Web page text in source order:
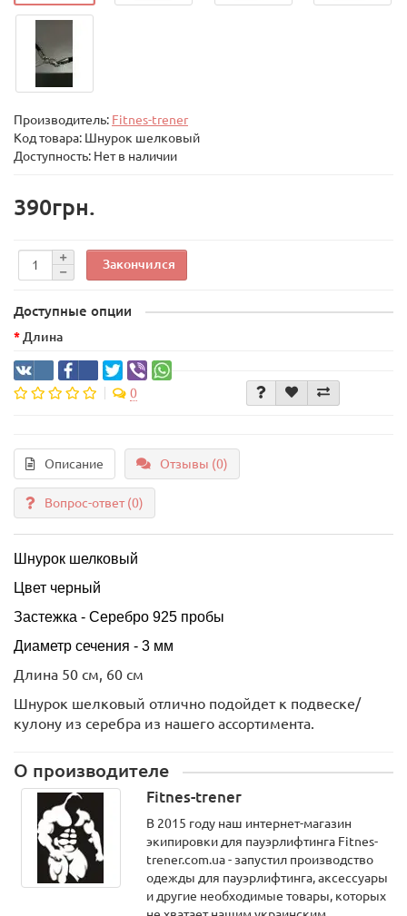
Производитель: Fitnes-trener
Код товара: Шнурок шелковый
Доступность: Нет в наличии
390грн.
Закончился
Доступные опции
Длина
0
Описание Отзывы (0)
Вопрос-ответ(0)
Шнурок шелковый
Цвет черный
Застежка - Серебро 925 пробы
Диаметр сечения - 3 мм
Длина 50 см, 60 см
Шнурок шелковый отлично подойдет к подвеске/
кулону из серебра из нашего ассортимента.
О производителе
Fitnes-trener
В 2015 году наш интернет-магазин
экипировки для пауэрлифтинга Fitnes-
trener.com.ua - запустил производство
одежды для пауэрлифтинга, аксессуары
и другие необходимые товары, которых